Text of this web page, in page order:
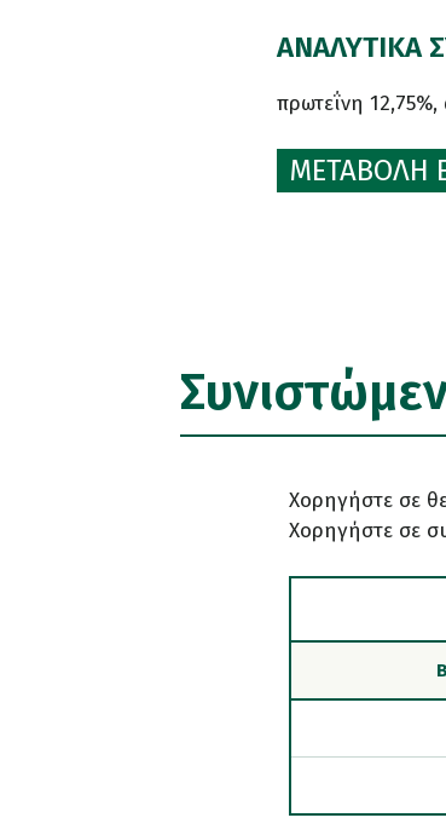
ΑΝΑΛΥΤΙΚΑ
πρωτεΐνη
ΜΕΤΑΒΟΛΗ
Χορηγήστε σε
Χορηγήστε σε